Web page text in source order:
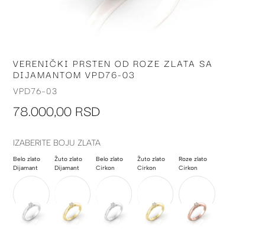
Skip
to
the
of
gallery
VERENIČKI PRSTEN OD ROZE ZLATA SA
DIJAMANTOM VPD76-03
VPD76-03
78.000,00 RSD
IZABERITE BOJU ZLATA
Belo zlato
Dijamant
Žuto zlato
Dijamant
Belo zlato
Cirkon
Žuto zlato
Cirkon
Roze zlato
Cirkon